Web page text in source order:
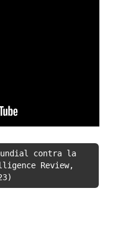
contra la
Review,